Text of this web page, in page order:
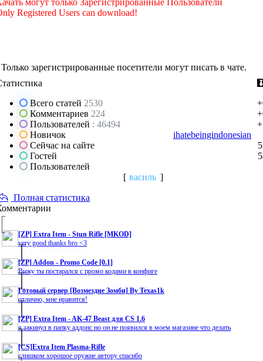
могут только Зарегистрированные Пользователи
Registered Users can download!
Только зарегистрированные посетители могут писать в чате.
Всего статей 2530
Комментариев 224
Пользователей : 46494
Новичок
ihatebeingindonesian
Сейчас на сайте
Гостей
Пользователей
[ василь ]
Полная статистика
[ZP] Extra Item - Stun Rifle [MKOD]
very good thanks bro <3
[ZP] Addon - Promo Code [0.1]
Вижу ты постарался с промо кодами в конфиге
Готовый сервер [Возмездие Зомби] By Texas1k
отлично, мне нравится!
[ZP] Extra Item - AK-47 Beast для CS 1.6
я закинул в папку аддонс но он не появился в моем магазине что делать
[CS]Extra Item Plasma-Rifle
слишком хорошое оружие автору спасибо